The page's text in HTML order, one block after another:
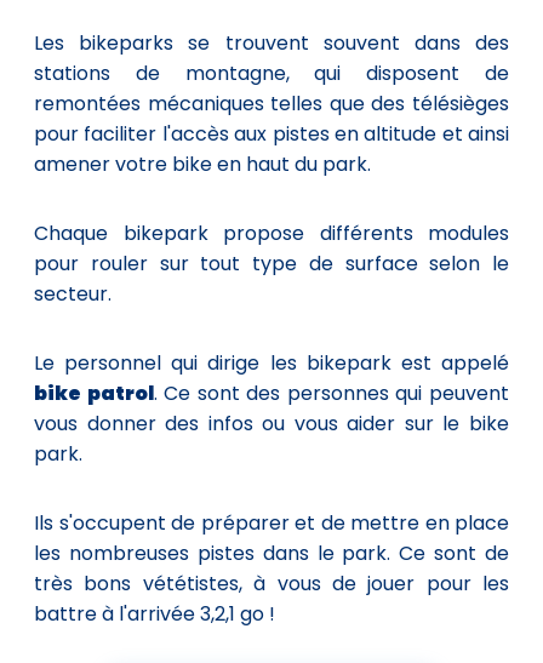
Les bikeparks se trouvent souvent dans des
stations de montagne, qui disposent de
remontées mécaniques telles que des télésièges
pour faciliter l'accès aux pistes en altitude et ainsi
amener votre bike en haut du park.
Chaque bikepark propose différents modules
pour rouler sur tout type de surface selon le
secteur.
Le personnel qui dirige les bikepark est appelé
bike patrol. Ce sont des personnes qui peuvent
vous donner des infos ou vous aider sur le bike
park.
Ils s'occupent de préparer et de mettre en place
les nombreuses pistes dans le park. Ce sont de
très bons vététistes, à vous de jouer pour les
battre à l'arrivée 3,2,1 go !